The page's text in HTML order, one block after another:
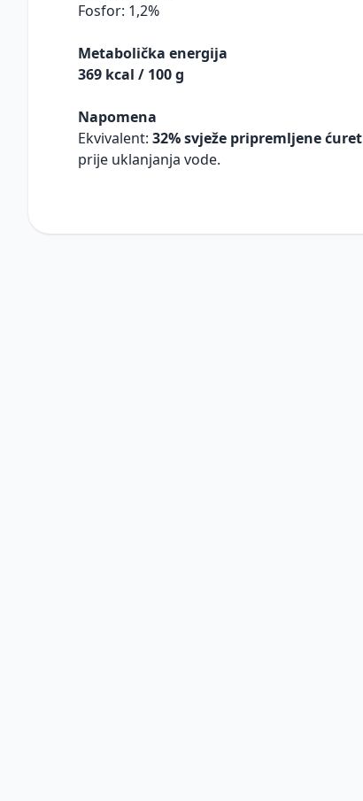
Fosfor: 1,2%
Metabolička energija
369 kcal / 100 g
Napomena
Ekvivalent: 32% svježe pripremljene
prije uklanjanja vode.